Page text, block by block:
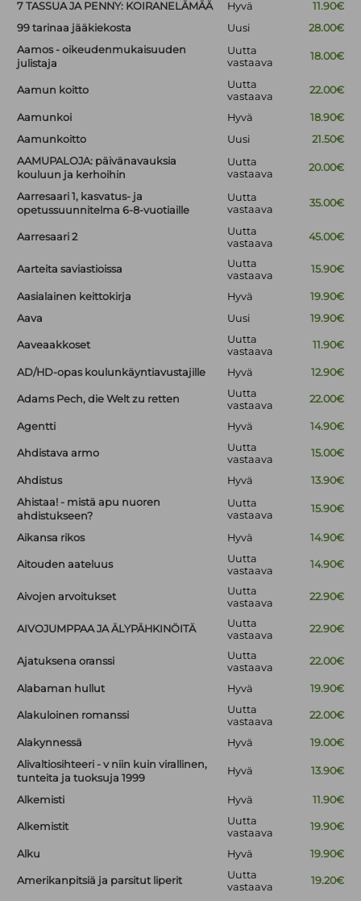
7 TASSUA JA PENNY: KOIRANELÄMÄÄ Hyvä
11.90€
99 tarinaa jääkiekosta
Uusi
28.00€
Aamos - oikeudenmukaisuuden
julistaja
Uutta
vastaava
18.00€
Aamun koitto
Uutta
vastaava
22.00€
Aamunkoi Hyvä
18.90€
Aamunkoitto
Uusi
21.50€
AAMUPALOJA: päivänavauksia
kouluun ja kerhoihin
Uutta
vastaava
20.00€
Aarresaari 1, kasvatus- ja
opetussuunnitelma 6-8-vuotiaille
Uutta
vastaava
35.00€
Aarresaari 2
Uutta
vastaava
45.00€
Aarteita saviastioissa
Uutta
vastaava
15.90€
Aasialainen keittokirja Hyvä
19.90€
Aava
Uusi 19.90€
Aaveaakkoset
Uutta
vastaava
11.90€
AD/HD-opas koulunkäyntiavustajille Hyvä 12.90€
Adams Pech, die Welt zu retten
Uutta
vastaava
22.00€
Agentti Hyvä 14.90€
Ahdistava armo
Uutta
vastaava
15.00€
Ahdistus Hyvä
13.90€
Ahistaa! - mistä apu nuoren
ahdistukseen?
Uutta
vastaava
15.90€
Aikansa rikos Hyvä 14.90€
Aitouden aateluus
Uutta
vastaava
14.90€
Aivojen arvoitukset
Uutta
vastaava
22.90€
AIVOJUMPPAA JA ÄLYPÄHKINÖITÄ
Uutta
vastaava
22.90€
Ajatuksena oranssi
Uutta
vastaava
22.00€
Alabaman hullut Hyvä 19.90€
Alakuloinen romanssi
Uutta
vastaava
22.00€
Alakynnessä Hyvä
19.00€
Alivaltiosihteeri - v niin kuin virallinen,
tunteita ja tuoksuja 1999
Hyvä 13.90€
Alkemisti Hyvä 11.90€
Alkemistit
Uutta
vastaava
19.90€
Alku Hyvä 19.90€
Amerikanpitsiä ja parsitut liperit
Uutta
vastaava
19.20€